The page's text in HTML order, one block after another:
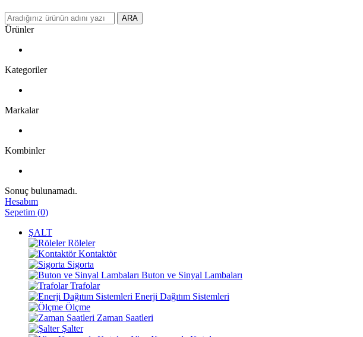
ARA
Ürünler
Kategoriler
Markalar
Kombinler
Sonuç bulunamadı.
Hesabım
Sepetim (0)
ŞALT
Röleler
Kontaktör
Sigorta
Buton ve Sinyal Lambaları
Trafolar
Enerji Dağıtım Sistemleri
Ölçme
Zaman Saatleri
Şalter